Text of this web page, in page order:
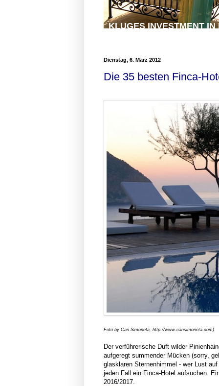
KLUGES INVESTMENT IN
UND EWIG LOCKT
Im Les Villas de Beau Rivage
Dienstag, 6. März 2012
Die 35 besten Finca-
Foto by Can Simoneta, http://www.cansimoneta.com)
Der verführerische Duft wilder
aufgeregt summender Mücken (sorry,
glasklaren Sternenhimmel - wer Lust
jeden Fall ein Finca-Hotel aufsuchen.
2016/2017.